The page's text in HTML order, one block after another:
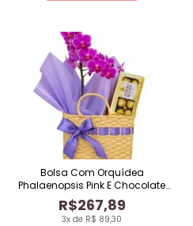
3x de R$ 89,30
R$267,89
Bolsa Com Orquídea
Phalaenopsis Pink E Chocolate
Ferrero Rocher De 8 Unidades